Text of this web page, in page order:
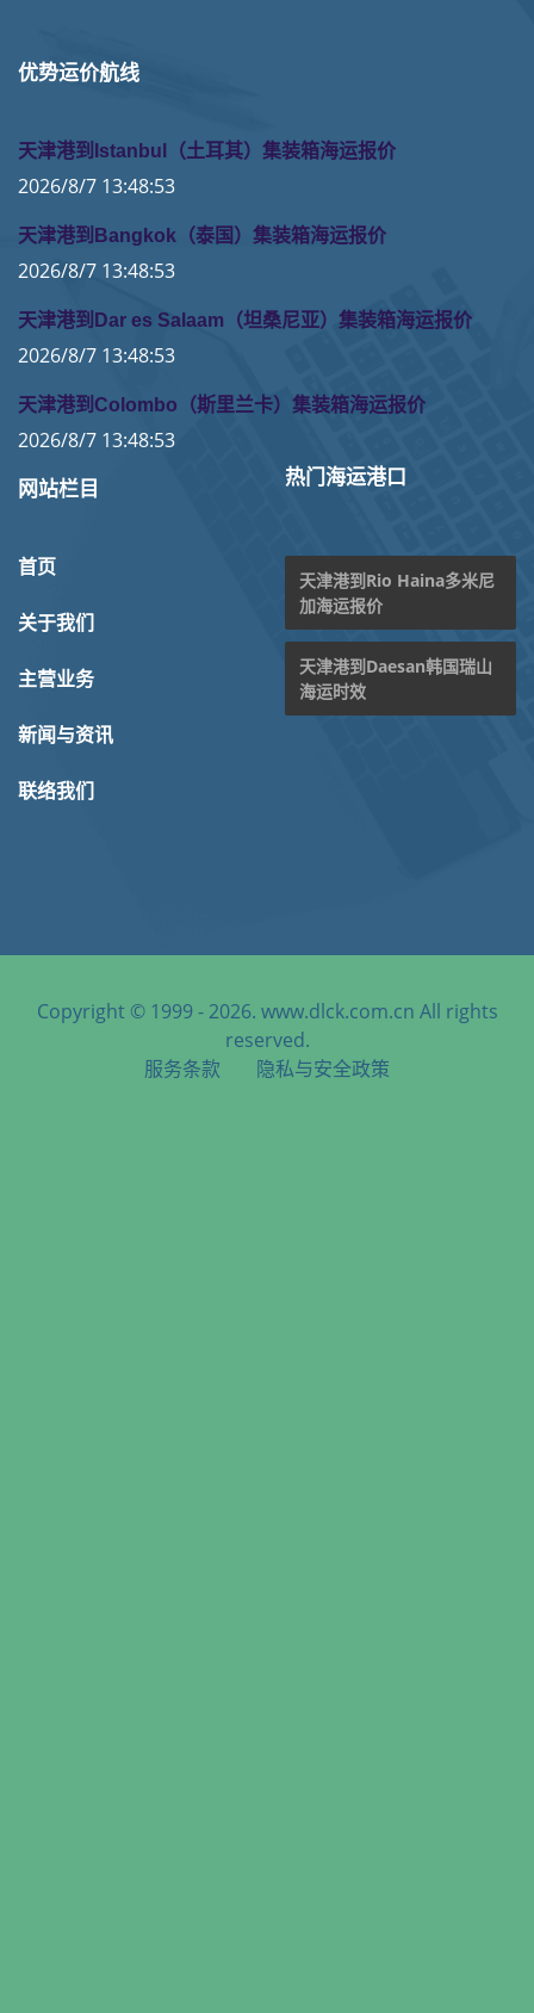
优势运价航线
天津港到Istanbul（土耳其）集装箱海运报价
2026/8/7 13:48:53
天津港到Bangkok（泰国）集装箱海运报价
2026/8/7 13:48:53
天津港到Dar es Salaam（坦桑尼亚）集装箱海运报价
2026/8/7 13:48:53
天津港到Colombo（斯里兰卡）集装箱海运报价
2026/8/7 13:48:53
网站栏目
首页
关于我们
主营业务
新闻与资讯
联络我们
热门海运港口
天津港到Rio Haina多米尼
加海运报价
天津港到Daesan韩国瑞山
海运时效
Copyright © 1999 - 2026. www.dlck.com.cn All rights
reserved.
服务条款
隐私与安全政策